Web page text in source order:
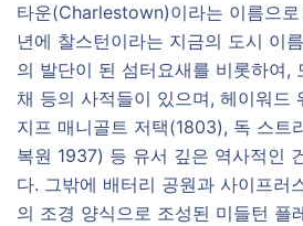
타운(Charlestown)이라는 이름으
년에 찰스턴이라는 지금의 도시 이
의 발단이 된 섬터요새를 비롯하여,
채 등의 사적들이 있으며, 헤이워드
지프 매니골트 저택(1803), 독 스트
복원 1937) 등 유서 깊은 역사적인
다. 그밖에 배터리 공원과 사이프러
의 조경 양식으로 조성된 미들턴 플